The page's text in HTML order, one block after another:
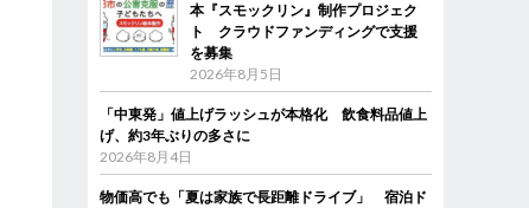
本『スモックリン』制作プロジェク
ト クラウドファンディングで支援
を募集
2026年8月5日
「中東発」値上げラッシュが本格化 飲食料品値上
げ、約3年ぶりの多さに
2026年8月4日
物価高でも「夏は家族で長距離ドライブ」 宿泊ド